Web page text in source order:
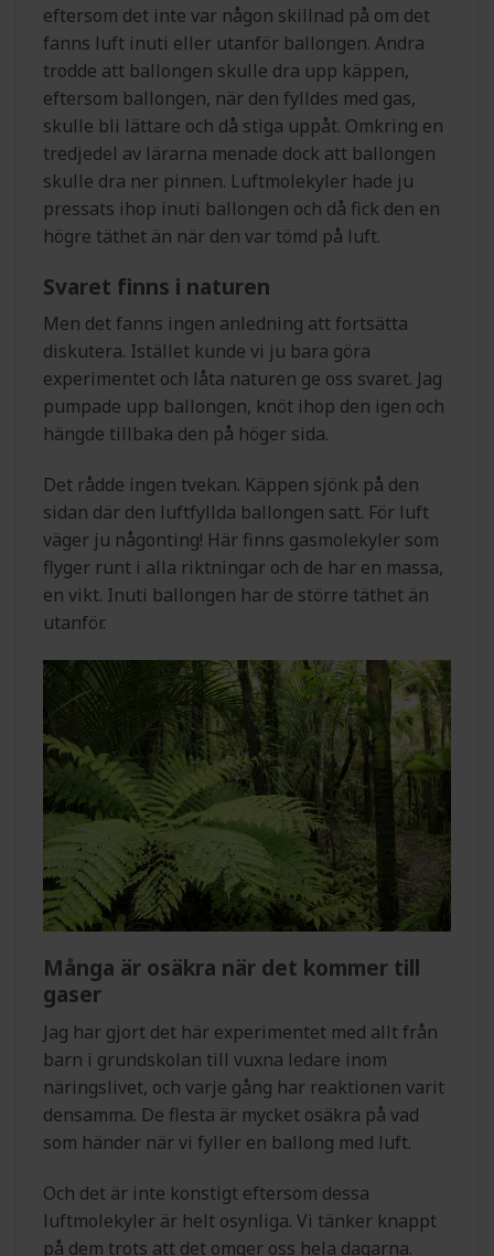
eftersom det inte var någon skillnad på om det
fanns luft inuti eller utanför ballongen. Andra
trodde att ballongen skulle dra upp käppen,
eftersom ballongen, när den fylldes med gas,
skulle bli lättare och då stiga uppåt. Omkring en
tredjedel av lärarna menade dock att ballongen
skulle dra ner pinnen. Luftmolekyler hade ju
pressats ihop inuti ballongen och då fick den en
högre täthet än när den var tömd på luft.
Svaret finns i naturen
Men det fanns ingen anledning att fortsätta
diskutera. Istället kunde vi ju bara göra
experimentet och låta naturen ge oss svaret. Jag
pumpade upp ballongen, knöt ihop den igen och
hängde tillbaka den på höger sida.
Det rådde ingen tvekan. Käppen sjönk på den
sidan där den luftfyllda ballongen satt. För luft
väger ju någonting! Här finns gasmolekyler som
flyger runt i alla riktningar och de har en massa,
en vikt. Inuti ballongen har de större täthet än
utanför.
Många är osäkra när det kommer till
gaser
Jag har gjort det här experimentet med allt från
barn i grundskolan till vuxna ledare inom
näringslivet, och varje gång har reaktionen varit
densamma. De flesta är mycket osäkra på vad
som händer när vi fyller en ballong med luft.
Och det är inte konstigt eftersom dessa
luftmolekyler är helt osynliga. Vi tänker knappt
på dem trots att det omger oss hela dagarna.